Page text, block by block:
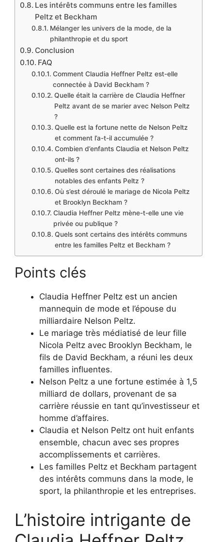
Les intérêts communs entre les familles
Peltz et Beckham
Mélanger les univers de la mode, de la
philanthropie et du sport
Conclusion
FAQ
Comment Claudia Heffner Peltz est-elle
connectée à David Beckham ?
Quelle était la carrière de Claudia Heffner
Peltz avant de se marier avec Nelson Peltz
?
Quelle est la fortune nette de Nelson Peltz
et comment l’a-t-il accumulée ?
Combien d’enfants Claudia et Nelson Peltz
ont-ils ?
Quelles sont certaines des réalisations
notables des enfants Peltz ?
Où s’est déroulé le mariage de Nicola Peltz
et Brooklyn Beckham ?
Claudia Heffner Peltz mène-t-elle une vie
privée ou publique ?
Quels sont certains des intérêts communs
entre les familles Peltz et Beckham ?
Points clés
Claudia Heffner Peltz est un ancien
mannequin de mode et l’épouse du
milliardaire Nelson Peltz.
Le mariage très médiatisé de leur fille
Nicola Peltz avec Brooklyn Beckham, le
fils de David Beckham, a réuni les deux
familles influentes.
Nelson Peltz a une fortune estimée à 1,5
milliard de dollars, provenant de sa
carrière réussie en tant qu’investisseur et
homme d’affaires.
Claudia et Nelson Peltz ont huit enfants
ensemble, chacun avec ses propres
accomplissements et carrières.
Les familles Peltz et Beckham partagent
des intérêts communs dans la mode, le
sport, la philanthropie et les entreprises.
L’histoire intrigante de